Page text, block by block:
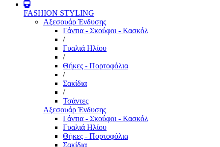
FASHION STYLING
Αξεσουάρ Ένδυσης
Γάντια - Σκούφοι - Κασκόλ
/
Γυαλιά Ηλίου
/
Θήκες - Πορτοφόλια
/
Σακίδια
/
Τσάντες
Αξεσουάρ Ένδυσης
Γάντια - Σκούφοι - Κασκόλ
Γυαλιά Ηλίου
Θήκες - Πορτοφόλια
Σακίδια